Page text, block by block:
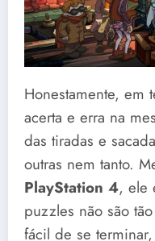
Honestamente, em
acerta e erra na
das tiradas e
outras nem tanto.
PlayStation 4, ele
puzzles não são
fácil de se